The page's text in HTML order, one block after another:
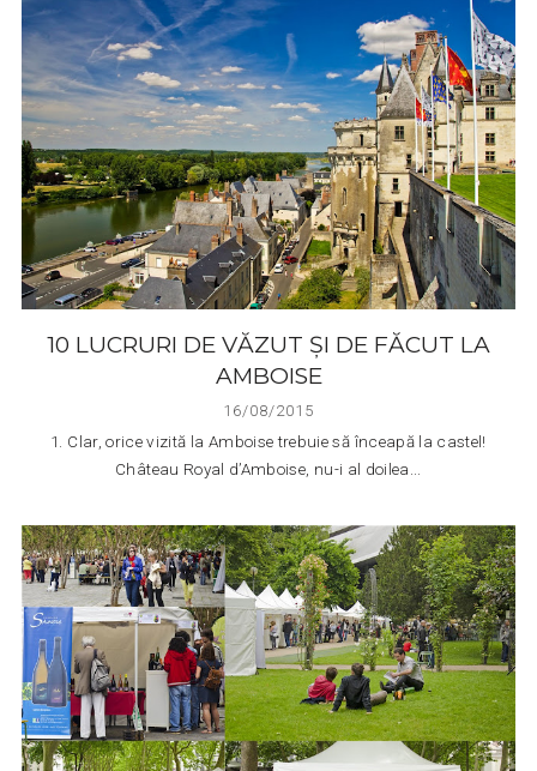
10 LUCRURI DE VĂZUT ȘI DE FĂCUT LA
AMBOISE
16/08/2015
1. Clar, orice vizită la Amboise trebuie să înceapă la castel!
Château Royal d’Amboise, nu-i al doilea...